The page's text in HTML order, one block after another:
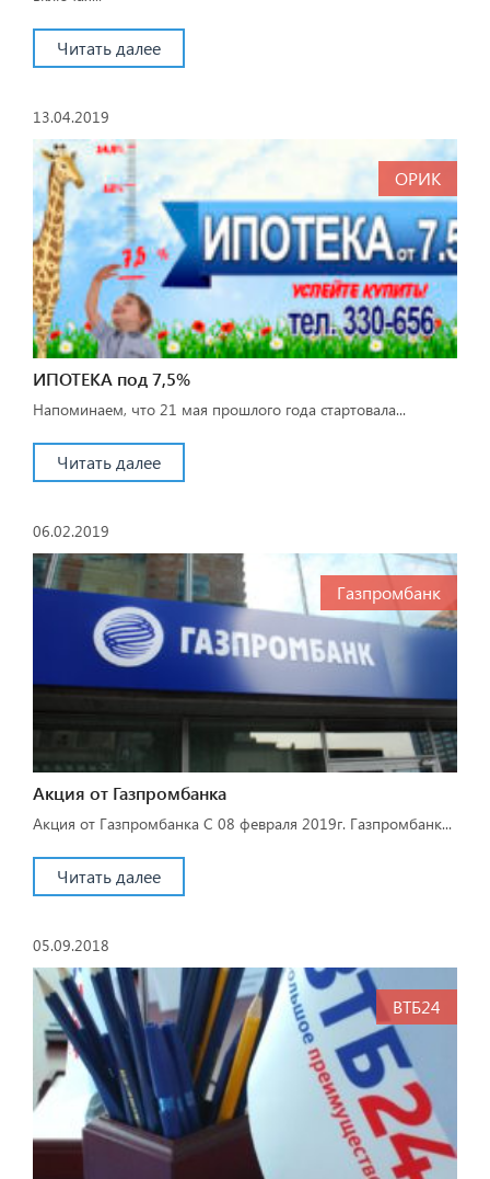
Читать далее
13.04.2019
ОРИК
ИПОТЕКА под 7,5%
Напоминаем, что 21 мая прошлого года стартовала...
Читать далее
06.02.2019
Газпромбанк
Акция от Газпромбанка
Акция от Газпромбанка С 08 февраля 2019г. Газпромбанк...
Читать далее
05.09.2018
ВТБ24